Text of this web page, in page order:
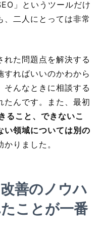
」というツールだけ
、二人にとっては非常
れた問題点を解決する
すればいいのかわから
そんなときに相談する
たんです。また、最初
ること、できないこ
い領域については別の
かりました。
善のノウハ
ことが一番